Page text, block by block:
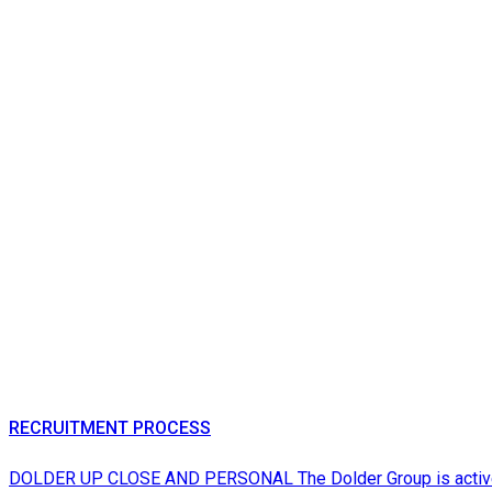
RECRUITMENT PROCESS
DOLDER UP CLOSE AND PERSONAL The Dolder Group is